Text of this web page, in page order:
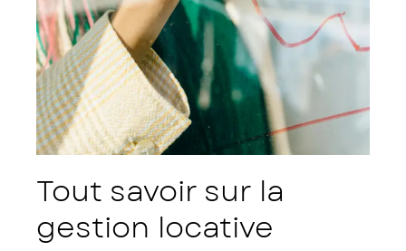
Tout savoir sur la
gestion locative